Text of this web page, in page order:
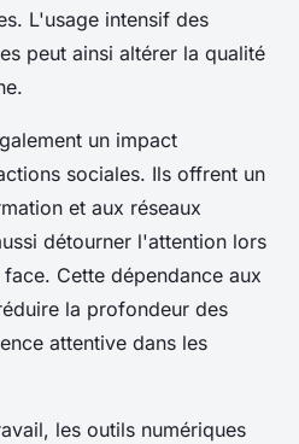
L'usage intensif des
peut ainsi altérer la qualité
un impact
sociales. Ils offrent un
et aux réseaux
détourner l'attention lors
Cette dépendance aux
la profondeur des
attentive dans les
les outils numériques